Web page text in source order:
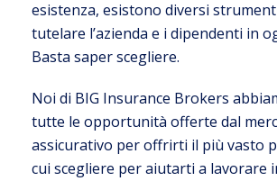
esistenza, esistono diversi
tutelare l’azienda e i dipendenti in
Basta saper scegliere.
Noi di BIG Insurance Brokers
tutte le opportunità offerte dal
assicurativo per offrirti il più vasto
cui scegliere per aiutarti a lavorare